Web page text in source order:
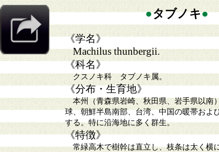
●タブノキ●
《学名》
Machilus thunbergii.
《科名》
クスノキ科 タブノキ属。
《分布・生育地》
本州（青森県岩崎、秋田県、岩手県以南
球、朝鮮半島南部、台湾、中国の暖帯およ
する。特に沿海地に多く群生。
《特徴》
常緑高木で樹幹は直立し、枝条は太く横